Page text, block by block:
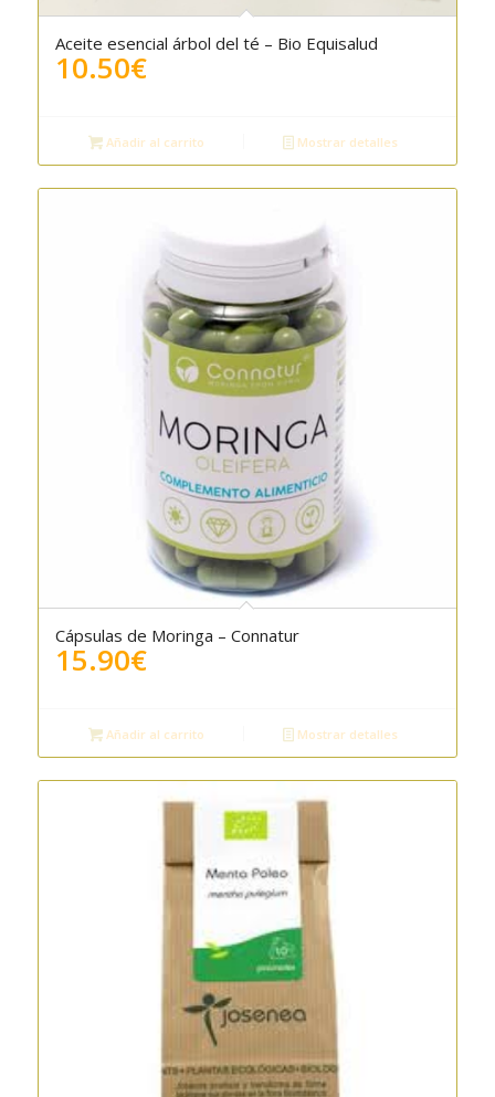
Aceite esencial árbol del té – Bio Equisalud
10.50€
Añadir al carrito Mostrar detalles
Cápsulas de Moringa – Connatur
15.90€
Añadir al carrito Mostrar detalles